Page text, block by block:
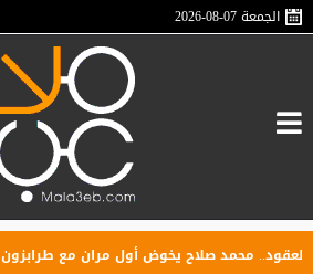
الجمعة2026-08-07
محمد صلاح يخوض أول مران مع طرابزون سبور